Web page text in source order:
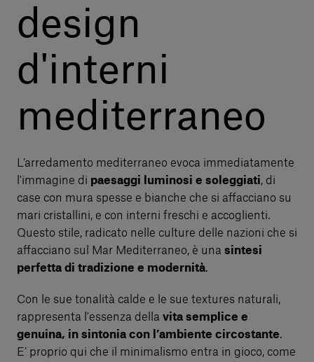
design
d'interni
mediterraneo
L’arredamento mediterraneo evoca immediatamente
l'immagine di paesaggi luminosi e soleggiati, di
case con mura spesse e bianche che si affacciano su
mari cristallini, e con interni freschi e accoglienti.
Questo stile, radicato nelle culture delle nazioni che si
affacciano sul Mar Mediterraneo, è una sintesi
perfetta di tradizione e modernità.
Con le sue tonalità calde e le sue textures naturali,
rappresenta l'essenza della vita semplice e
genuina, in sintonia con l’ambiente circostante.
E’ proprio qui che il minimalismo entra in gioco, come